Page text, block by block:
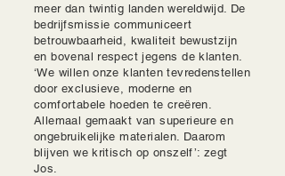
meer dan twintig landen wereldwijd. De
bedrijfsmissie communiceert
betrouwbaarheid, kwaliteit bewustzijn
en bovenal respect jegens de klanten.
‘We willen onze klanten tevredenstellen
door exclusieve, moderne en
comfortabele hoeden te creëren.
Allemaal gemaakt van superieure en
ongebruikelijke materialen. Daarom
blijven we kritisch op onszelf’: zegt
Jos.